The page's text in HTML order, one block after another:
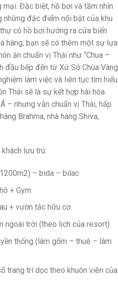
Đặc biệt, hồ bơi và tầm nhìn
những đặc điểm nổi bật của khu
có hồ bơi hướng ra cửa biển
hàng, bạn sẽ có thêm một sự lựa
ăn chuẩn vị Thái như “Chua –
đầu bếp đến từ Xứ Sở Chùa Vàng
làm việc và liên tục tìm hiểu
Thái sẽ là sự kết hợp hài hòa
– nhưng vẫn chuẩn vị Thái, hấp
Brahma, nhà hàng Shiva,
khách lưu trú:
– bida – bilac
+ Gym
+ vườn tắc hữu cơ
ngoài trời (theo lịch của resort)
thống (làm gốm – thuê – làm
trang trí dọc theo khuôn viên của